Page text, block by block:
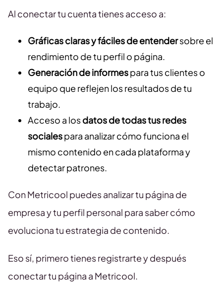
Al conectar tu cuenta tienes acceso a:
Gráficas claras y fáciles de entendersobre el
rendimiento de tu perfil o página.
Generación de informespara tus clientes o
equipo que reflejen los resultados de tu
trabajo.
Acceso a losdatos de todas tus redes
socialespara analizar cómo funciona el
mismo contenido en cada plataforma y
detectar patrones.
Con Metricool puedes analizar tu página de
empresa y tu perfil personal para saber cómo
evoluciona tu estrategia de contenido.
Eso sí, primero tienes registrarte y después
conectar tu página a Metricool.